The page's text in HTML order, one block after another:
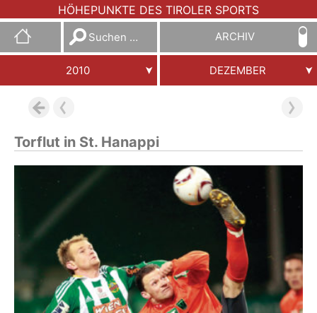
HÖHEPUNKTE DES TIROLER SPORTS
Suchen
nach:
ARCHIV
2010 DEZEMBER
Torflut in St. Hanappi